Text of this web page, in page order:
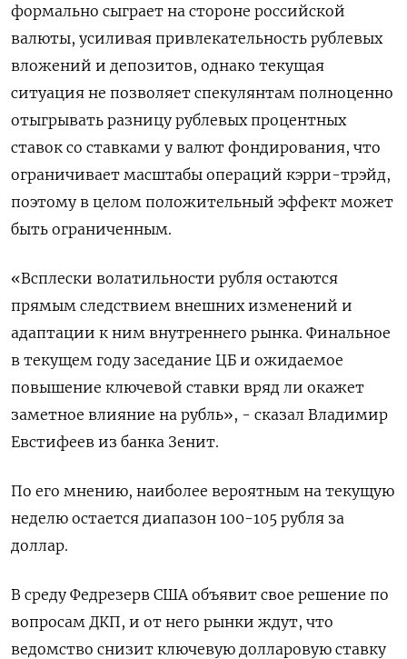
формально сыграет на стороне российской
валюты, усиливая привлекательность рублевых
вложений и депозитов, однако текущая
ситуация не позволяет спекулянтам полноценно
отыгрывать разницу рублевых процентных
ставок со ставками у валют фондирования, что
ограничивает масштабы операций кэрри-трэйд,
поэтому в целом положительный эффект может
быть ограниченным.
«Всплески волатильности рубля остаются
прямым следствием внешних изменений и
адаптации к ним внутреннего рынка. Финальное
в текущем году заседание ЦБ и ожидаемое
повышение ключевой ставки вряд ли окажет
заметное влияние на рубль», - сказал Владимир
Евстифеев из банка Зенит.
По его мнению, наиболее вероятным на текущую
неделю остается диапазон 100-105 рубля за
доллар.
В среду Федрезерв США объявит свое решение по
вопросам ДКП, и от него рынки ждут, что
ведомство снизит ключевую долларовую ставку